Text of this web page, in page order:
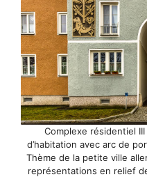
Complexe résidentiel
d’habitation avec arc de
Thème de la petite ville
représentations en relief